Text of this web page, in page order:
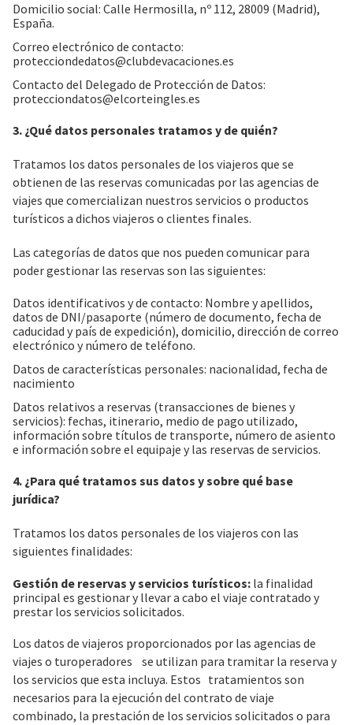
Domicilio social: Calle Hermosilla, nº 112, 28009 (Madrid),
España.
Correo electrónico de contacto:
protecciondedatos@clubdevacaciones.es
Contacto del Delegado de Protección de Datos:
protecciondatos@elcorteingles.es
3. ¿Qué datos personales tratamos y de quién?
Tratamos los datos personales de los viajeros que se
obtienen de las reservas comunicadas por las agencias de
viajes que comercializan nuestros servicios o productos
turísticos a dichos viajeros o clientes finales.
Las categorías de datos que nos pueden comunicar para
poder gestionar las reservas son las siguientes:
Datos identificativos y de contacto: Nombre y apellidos,
datos de DNI/pasaporte (número de documento, fecha de
caducidad y país de expedición), domicilio, dirección de correo
electrónico y número de teléfono.
Datos de características personales: nacionalidad, fecha de
nacimiento
Datos relativos a reservas (transacciones de bienes y
servicios): fechas, itinerario, medio de pago utilizado,
información sobre títulos de transporte, número de asiento
e información sobre el equipaje y las reservas de servicios.
4. ¿Para qué tratamos sus datos y sobre qué base
jurídica?
Tratamos los datos personales de los viajeros con las
siguientes finalidades:
Gestión de reservas y servicios turísticos: la finalidad
principal es gestionar y llevar a cabo el viaje contratado y
prestar los servicios solicitados.
Los datos de viajeros proporcionados por las agencias de
viajes o turoperadores se utilizan para tramitar la reserva y
los servicios que esta incluya. Estos tratamientos son
necesarios para la ejecución del contrato de viaje
combinado, la prestación de los servicios solicitados o para